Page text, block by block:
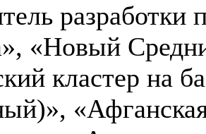
разработки
«Новый
кластер на